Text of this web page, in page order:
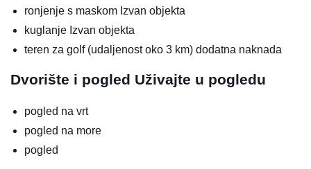
ronjenje s maskom Izvan objekta
kuglanje Izvan objekta
teren za golf (udaljenost oko 3 km) dodatna naknada
Dvorište i pogled Uživajte u pogledu
pogled na vrt
pogled na more
pogled